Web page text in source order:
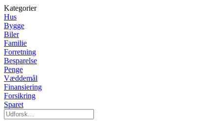
Kategorier
Hus
Bygge
Biler
Familie
Forretning
Besparelse
Penge
Væddemål
Finansiering
Forsikring
Sparet